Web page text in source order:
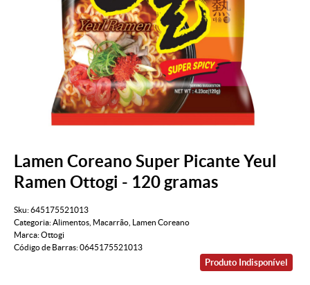
Lamen Coreano Super Picante Yeul
Ramen Ottogi - 120 gramas
Sku:645175521013
Categoria:Alimentos Macarrão
Lamen Coreano
Marca:Ottogi
Código de Barras:0645175521013
Produto Indisponível